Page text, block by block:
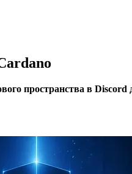
пространства в